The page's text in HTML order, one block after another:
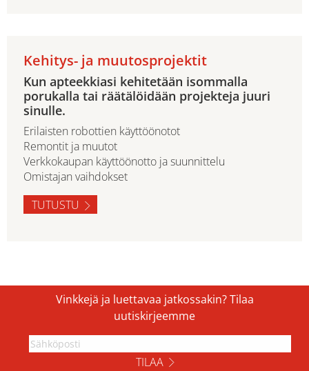
Kehitys- ja muutosprojektit
Kun apteekkiasi kehitetään isommalla
porukalla tai räätälöidään projekteja juuri
sinulle.
Erilaisten robottien käyttöönotot
Remontit ja muutot
Verkkokaupan käyttöönotto ja suunnittelu
Omistajan vaihdokset
TUTUSTU
Vinkkejä ja luettavaa jatkossakin? Tilaa
uutiskirjeemme
TILAA